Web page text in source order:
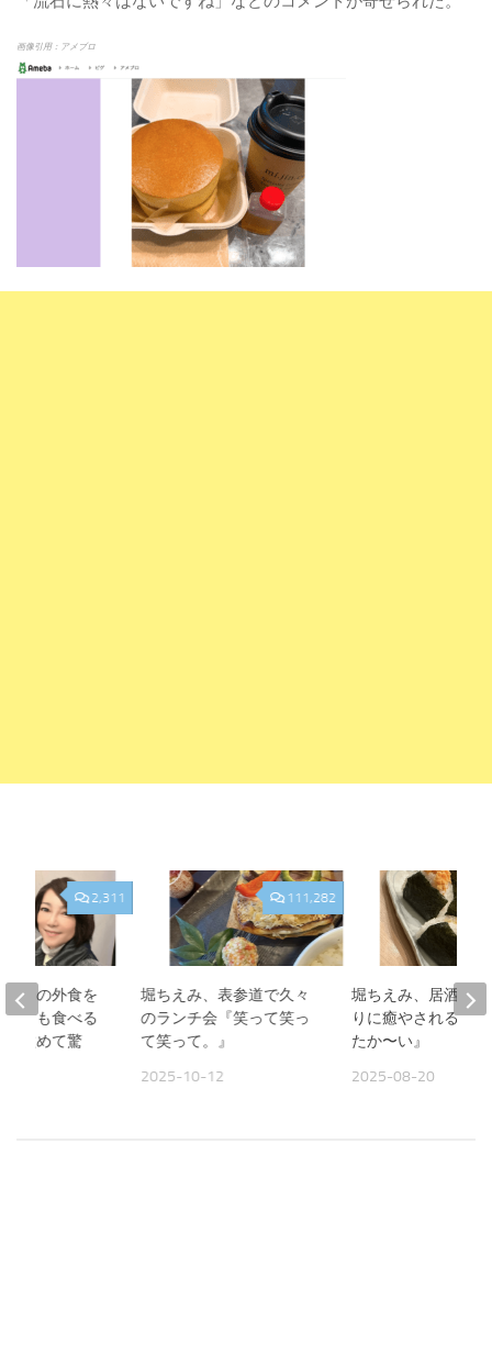
画像引用：アメブロ
111,282
堀ちえみ、表参道で久々
のランチ会『笑って笑っ
て笑って。』
2025-10-12
堀ちえみ、居酒屋
りに癒やされる夜
たか〜い』
2025-08-20
2,311
夫との外食を
よりも食べる
て改めて驚